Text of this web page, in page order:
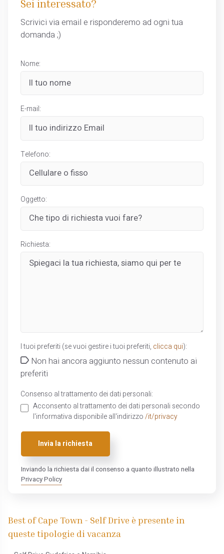
Sei interessato?
Scrivici via email e risponderemo ad ogni tua
domanda ;)
Nome:
E-mail:
Telefono:
Oggetto:
Richiesta:
I tuoi preferiti (se vuoi gestire i tuoi preferiti, clicca qui):
Non hai ancora aggiunto nessun contenuto ai
preferiti
Consenso al trattamento dei dati personali:
Acconsento al trattamento dei dati personali secondo
l'informativa disponibile all'indirizzo /it/privacy
Invia la richiesta
Inviando la richiesta dai il consenso a quanto illustrato nella
Privacy Policy
Best of Cape Town - Self Drive è presente in
queste tipologie di vacanza